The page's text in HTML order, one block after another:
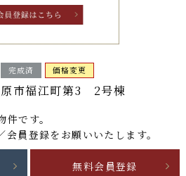
完成済 価格変更
原市福江町第3 2号棟
件です。
員登録をお願いいたします。
無料会員登録